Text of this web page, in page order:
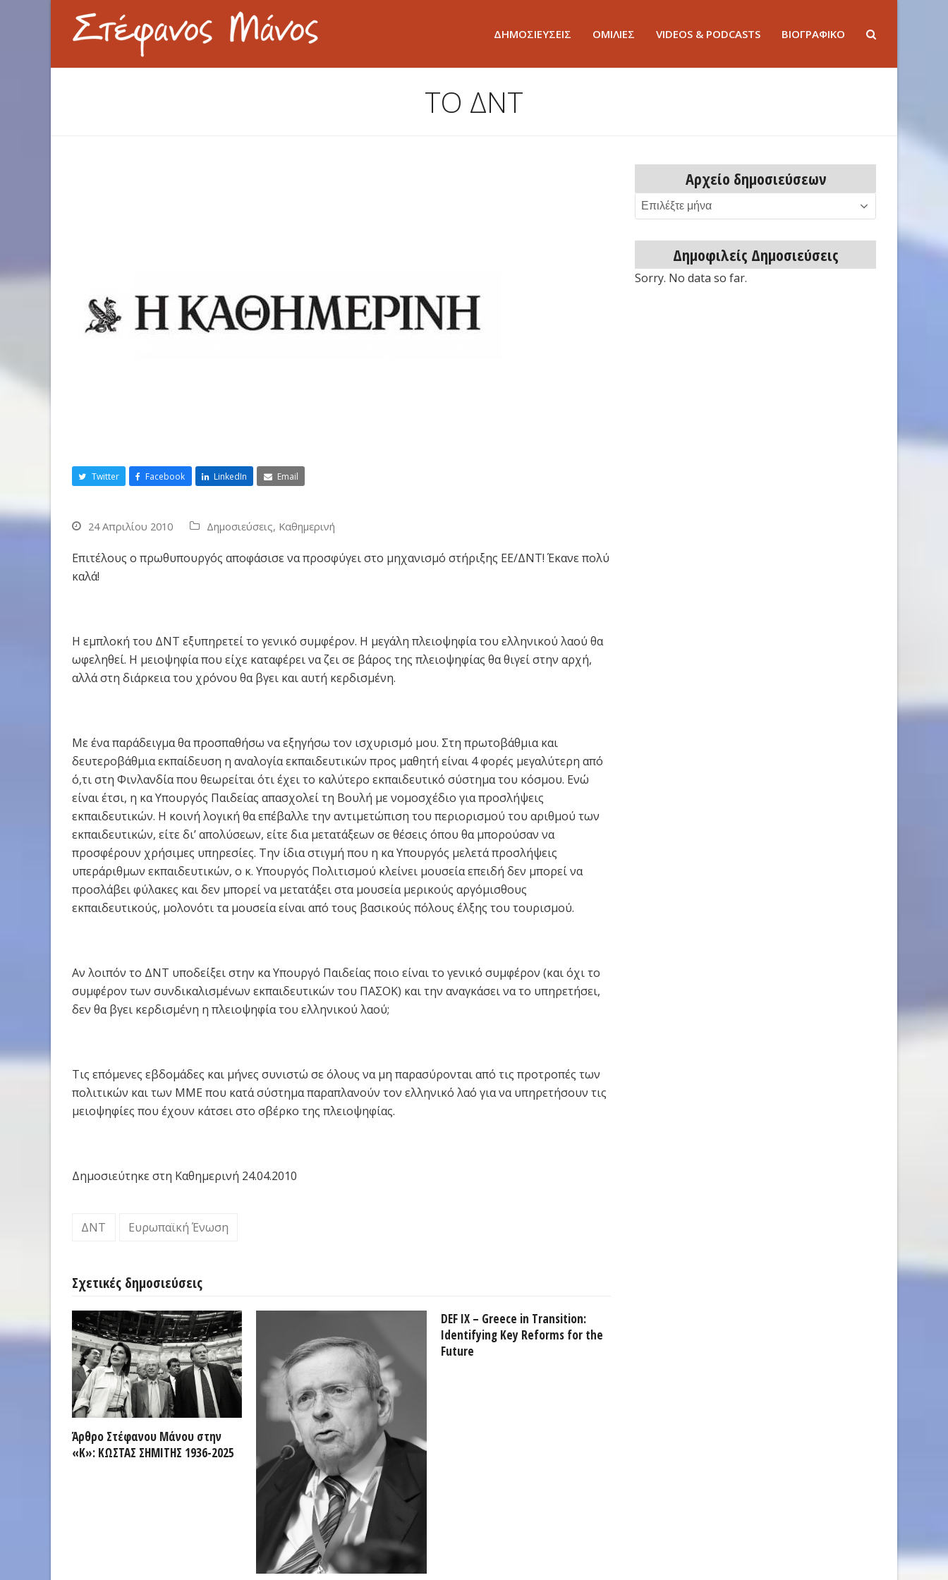
ΔΗΜΟΣΙΕΥΣΕΙΣ ΟΜΙΛΙΕΣ VIDEOS & PODCASTS ΒΙΟΓΡΑΦΙΚΟ
ΤΟ ΔΝΤ
Twitter Facebook LinkedIn Email
24 Απριλίου 2010 Δημοσιεύσεις, Καθημερινή
Επιτέλους ο πρωθυπουργός αποφάσισε να προσφύγει στο μηχανισμό στήριξης ΕΕ/ΔΝΤ! Έκανε πολύ
καλά!
Η εμπλοκή του ΔΝΤ εξυπηρετεί το γενικό συμφέρον. Η μεγάλη πλειοψηφία του ελληνικού λαού θα
ωφεληθεί. Η μειοψηφία που είχε καταφέρει να ζει σε βάρος της πλειοψηφίας θα θιγεί στην αρχή,
αλλά στη διάρκεια του χρόνου θα βγει και αυτή κερδισμένη.
Με ένα παράδειγμα θα προσπαθήσω να εξηγήσω τον ισχυρισμό μου. Στη πρωτοβάθμια και
δευτεροβάθμια εκπαίδευση η αναλογία εκπαιδευτικών προς μαθητή είναι 4 φορές μεγαλύτερη από
ό,τι στη Φινλανδία που θεωρείται ότι έχει το καλύτερο εκπαιδευτικό σύστημα του κόσμου. Ενώ
είναι έτσι, η κα Υπουργός Παιδείας απασχολεί τη Βουλή με νομοσχέδιο για προσλήψεις
εκπαιδευτικών. Η κοινή λογική θα επέβαλλε την αντιμετώπιση του περιορισμού του αριθμού των
εκπαιδευτικών, είτε δι’ απολύσεων, είτε δια μετατάξεων σε θέσεις όπου θα μπορούσαν να
προσφέρουν χρήσιμες υπηρεσίες. Την ίδια στιγμή που η κα Υπουργός μελετά προσλήψεις
υπεράριθμων εκπαιδευτικών, ο κ. Υπουργός Πολιτισμού κλείνει μουσεία επειδή δεν μπορεί να
προσλάβει φύλακες και δεν μπορεί να μετατάξει στα μουσεία μερικούς αργόμισθους
εκπαιδευτικούς, μολονότι τα μουσεία είναι από τους βασικούς πόλους έλξης του τουρισμού.
Αν λοιπόν το ΔΝΤ υποδείξει στην κα Υπουργό Παιδείας ποιο είναι το γενικό συμφέρον (και όχι το
συμφέρον των συνδικαλισμένων εκπαιδευτικών του ΠΑΣΟΚ) και την αναγκάσει να το υπηρετήσει,
δεν θα βγει κερδισμένη η πλειοψηφία του ελληνικού λαού;
Τις επόμενες εβδομάδες και μήνες συνιστώ σε όλους να μη παρασύρονται από τις προτροπές των
πολιτικών και των ΜΜΕ που κατά σύστημα παραπλανούν τον ελληνικό λαό για να υπηρετήσουν τις
μειοψηφίες που έχουν κάτσει στο σβέρκο της πλειοψηφίας.
Δημοσιεύτηκε στη Καθημερινή 24.04.2010
ΔΝΤ Ευρωπαϊκή Ένωση
Σχετικές δημοσιεύσεις
Άρθρο Στέφανου Μάνου στην
«Κ»: ΚΩΣΤΑΣ ΣΗΜΙΤΗΣ 1936-2025
DEF IX – Greece in Transition:
Identifying Key Reforms for the
Future
Αρχείο δημοσιεύσεων
Αρχείο
δημοσιεύσεων
Δημοφιλείς Δημοσιεύσεις
Sorry. No data so far.